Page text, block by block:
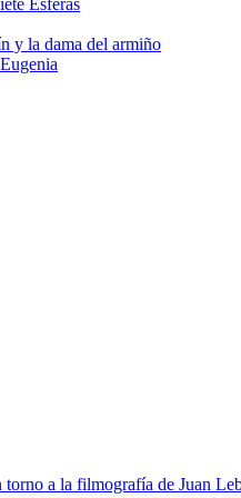
Esferas
y la dama del armiño
torno a la filmografía de Juan